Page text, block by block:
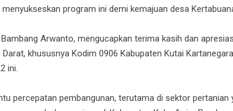
program ini demi kemajuan desa
Arwanto, mengucapkan terima kasih dan
khususnya Kodim 0906 Kabupaten Kutai
ini.
percepatan pembangunan, terutama di sektor pertanian